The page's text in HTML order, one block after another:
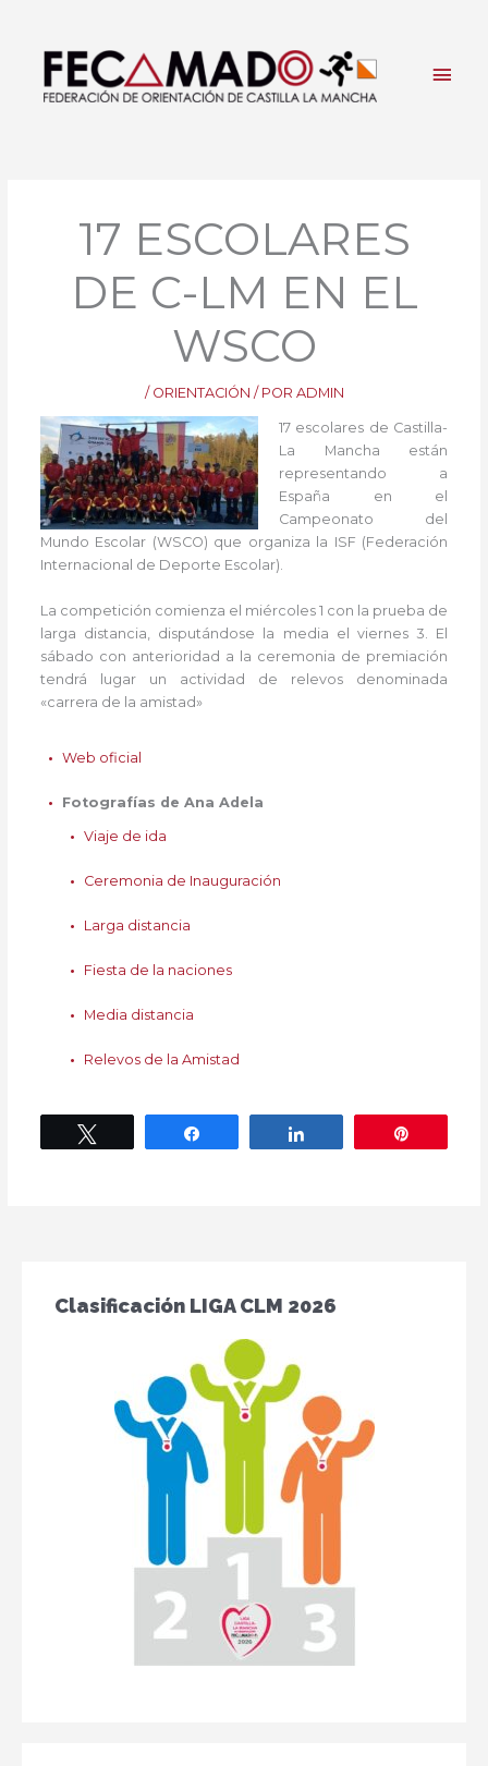
contenido
17 ESCOLARES
DE C-LM EN EL
WSCO
/ ORIENTACIÓN / POR ADMIN
17 escolares de Castilla-
La Mancha están
representando a
España en el
Campeonato del
Mundo Escolar (WSCO) que organiza la ISF (Federación
Internacional de Deporte Escolar).
La competición comienza el miércoles 1 con la prueba de
larga distancia, disputándose la media el viernes 3. El
sábado con anterioridad a la ceremonia de premiación
tendrá lugar un actividad de relevos denominada
«carrera de la amistad»
Web oficial
Fotografías de Ana Adela
Viaje de ida
Ceremonia de Inauguración
Larga distancia
Fiesta de la naciones
Media distancia
Relevos de la Amistad
Clasificación LIGA CLM 2026